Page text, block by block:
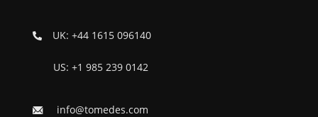
UK: +44 1615 096140
US: +1 985 239 0142
info@tomedes.com